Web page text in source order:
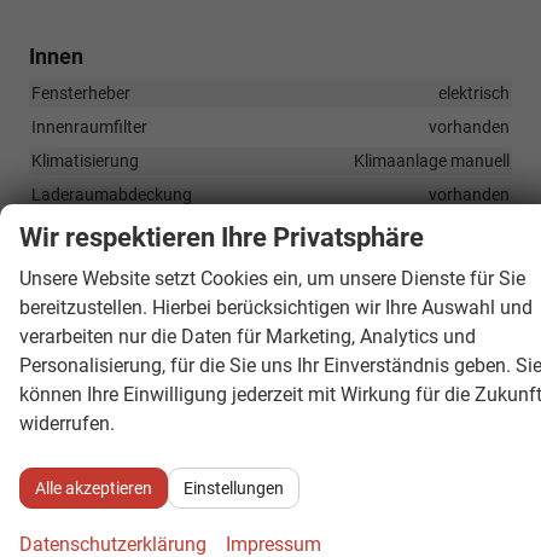
Innen
Fensterheber
elektrisch
Innenraumfilter
vorhanden
Klimatisierung
Klimaanlage manuell
Laderaumabdeckung
vorhanden
Lenkrad
höhenverstellbar, mit Multifunktionen
Isofix (Kindersitzbefestigung), Sitzheizung, Isofix Beifahrersitz
Sitze: Verstellbarkeit
Höhenverstellbarer Fahrersitz
Infotainment & Kommunikation
Audioanlage
Digitalradio DAB, Farbdisplay, Android Auto, Apple CarPlay,
Musikstreaming integriert, Touchscreen
Wir respektieren Ihre Privatsphäre
Unsere Website setzt Cookies ein, um unsere Dienste für Sie
bereitzustellen. Hierbei berücksichtigen wir Ihre Auswahl und
verarbeiten nur die Daten für Marketing, Analytics und
Personalisierung, für die Sie uns Ihr Einverständnis geben. Sie
können Ihre Einwilligung jederzeit mit Wirkung für die Zukunft
widerrufen.
Alle akzeptieren Einstellungen
Datenschutzerklärung Impressum